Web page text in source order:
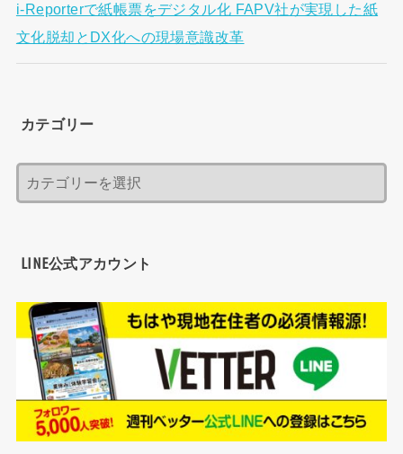
i-Reporterで紙帳票をデジタル化 FAPV社が実現した紙
文化脱却とDX化への現場意識改革
カテゴリー
LINE公式アカウント